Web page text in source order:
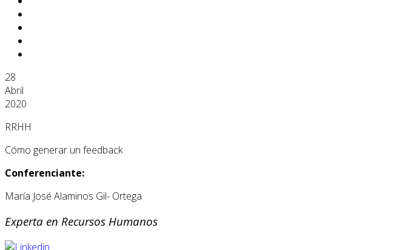
28
Abril
2020
RRHH
Cómo generar un feedback
Conferenciante:
María José Alaminos Gil- Ortega
Experta en Recursos Humanos